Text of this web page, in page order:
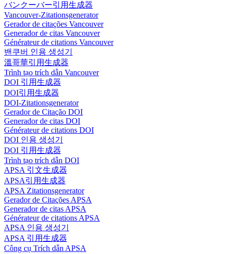
バンクーバー引用生成器
Vancouver-Zitationsgenerator
Gerador de citações Vancouver
Generador de citas Vancouver
Générateur de citations Vancouver
밴쿠버 인용 생성기
溫哥華引用生成器
Trình tạo trích dẫn Vancouver
DOI 引用生成器
DOI引用生成器
DOI-Zitationsgenerator
Gerador de Citação DOI
Generador de citas DOI
Générateur de citations DOI
DOI 인용 생성기
DOI 引用生成器
Trình tạo trích dẫn DOI
APSA 引文生成器
APSA引用生成器
APSA Zitationsgenerator
Gerador de Citações APSA
Generador de citas APSA
Générateur de citations APSA
APSA 인용 생성기
APSA 引用生成器
Công cụ Trích dẫn APSA